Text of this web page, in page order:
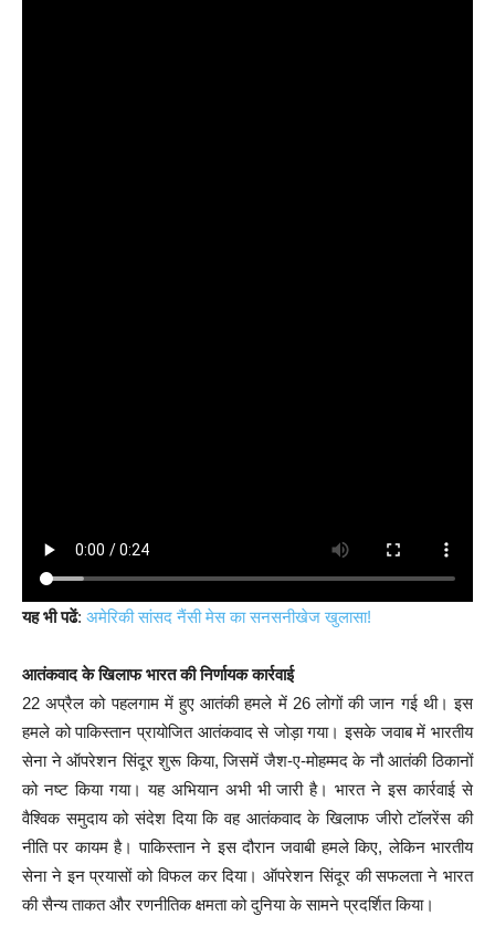
यह भी पढें: अमेरिकी सांसद नैंसी मेस का सनसनीखेज खुलासा!
आतंकवाद के खिलाफ भारत की निर्णायक कार्रवाई
22 अप्रैल को पहलगाम में हुए आतंकी हमले में 26 लोगों की जान गई थी। इस
हमले को पाकिस्तान प्रायोजित आतंकवाद से जोड़ा गया। इसके जवाब में भारतीय
सेना ने ऑपरेशन सिंदूर शुरू किया, जिसमें जैश-ए-मोहम्मद के नौ आतंकी ठिकानों
को नष्ट किया गया। यह अभियान अभी भी जारी है। भारत ने इस कार्रवाई से
वैश्विक समुदाय को संदेश दिया कि वह आतंकवाद के खिलाफ जीरो टॉलरेंस की
नीति पर कायम है। पाकिस्तान ने इस दौरान जवाबी हमले किए, लेकिन भारतीय
सेना ने इन प्रयासों को विफल कर दिया। ऑपरेशन सिंदूर की सफलता ने भारत
की सैन्य ताकत और रणनीतिक क्षमता को दुनिया के सामने प्रदर्शित किया।